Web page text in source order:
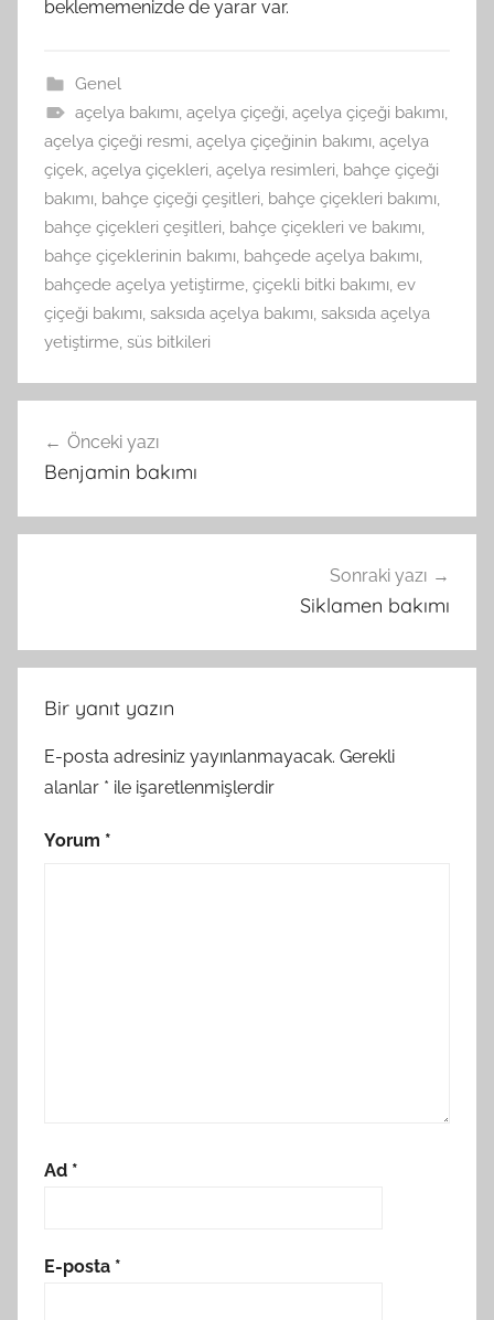
beklememenizde de yarar var.
Genel
açelya bakımı, açelya çiçeği, açelya çiçeği bakımı,
açelya çiçeği resmi, açelya çiçeğinin bakımı, açelya
çiçek, açelya çiçekleri, açelya resimleri, bahçe çiçeği
bakımı, bahçe çiçeği çeşitleri, bahçe çiçekleri bakımı,
bahçe çiçekleri çeşitleri, bahçe çiçekleri ve bakımı,
bahçe çiçeklerinin bakımı, bahçede açelya bakımı,
bahçede açelya yetiştirme, çiçekli bitki bakımı, ev
çiçeği bakımı, saksıda açelya bakımı, saksıda açelya
yetiştirme, süs bitkileri
gezinmesi
Önceki yazı
Benjamin bakımı
Sonraki yazı
Siklamen bakımı
Bir yanıt yazın
E-posta adresiniz yayınlanmayacak. Gerekli
alanlar * ile işaretlenmişlerdir
Yorum *
Ad *
E-posta *